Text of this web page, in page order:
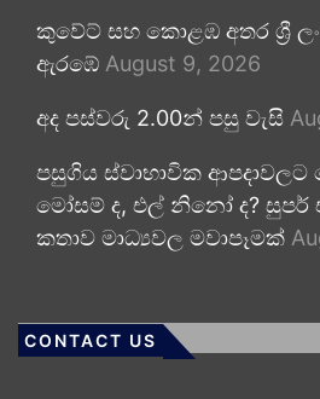
කුවේට් සහ කොළඹ අතර ශ්‍රී
ඇරඹේ August 9, 2026
අද පස්වරු 2.00න් පසු වැසි
පසුගිය ස්වාභාවික
මෝසම් ද, එල් නිනෝ ද?
කතාව මාධ්‍යවල මවාපෑමක්
CONTACT US